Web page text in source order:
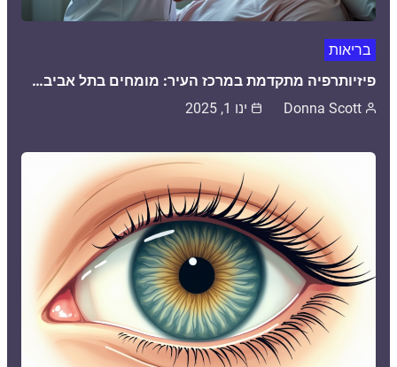
בריאות
פיזיותרפיה מתקדמת במרכז העיר: מומחים בתל אביב…
Donna Scott ינו 1, 2025